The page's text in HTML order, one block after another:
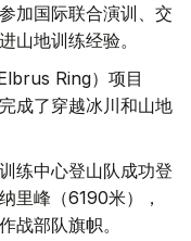
加国际联合演训、交
山地训练经验。
Ring）项目
成了穿越冰川和山地
练中心登山队成功登
里峰（6190米），
战部队旗帜。